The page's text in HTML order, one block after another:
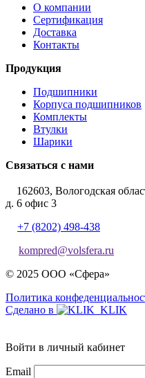
О компании
Сертификация
Доставка
Контакты
Продукция
Подшипники
Корпуса подшипников
Комплекты
Втулки
Шарики
Связаться с нами
162603, Вологодская
д. 6 офис 3
+7 (8202) 498-438
kompred@volsfera.ru
© 2025 ООО «Сфера»
Политика
Сделано в
Войти в личный кабинет
Email